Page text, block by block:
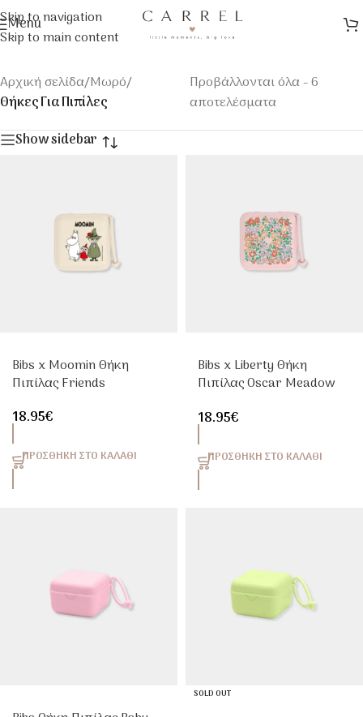
Skip to navigation
Skip to main content
Menu
Αρχική σελίδα/Μωρό/
Θήκες Για Πιπίλες
Προβάλλονται όλα - 6
αποτελέσματα
Show sidebar
Bibs x Moomin Θήκη
Πιπίλας Friends
18.95€
ΠΡΟΣΘΉΚΗ ΣΤΟ ΚΑΛΆΘΙ
Bibs x Liberty Θήκη
Πιπίλας Oscar Meadow
18.95€
ΠΡΟΣΘΉΚΗ ΣΤΟ ΚΑΛΆΘΙ
SOLD OUT